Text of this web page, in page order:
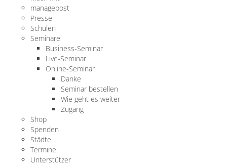
managepost
Presse
Schulen
Seminare
Business-Seminar
Live-Seminar
Online-Seminar
Danke
Seminar bestellen
Wie geht es weiter
Zugang
Shop
Spenden
Städte
Termine
Unterstützer